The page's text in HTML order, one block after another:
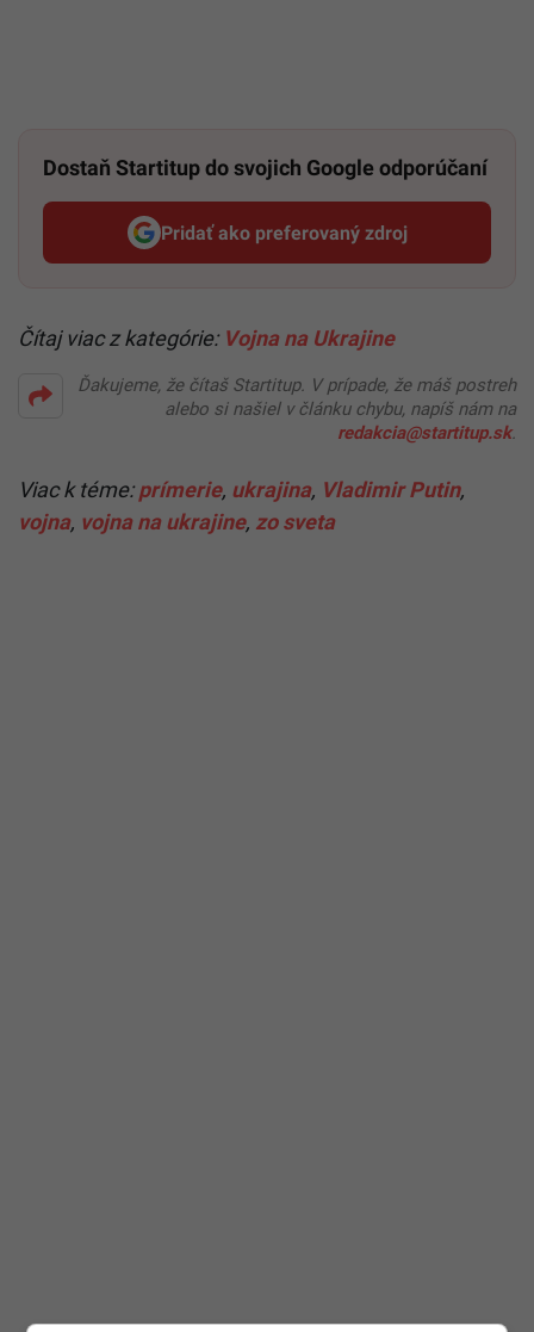
Dostaň Startitup do svojich Google odporúčaní
Pridať ako preferovaný zdroj
Startitup, odkaz sa otvorí v
Čítaj viac z kategórie: Vojna na Ukrajine
Ďakujeme, že čítaš Startitup. V prípade, že máš postreh
alebo si našiel v článku chybu, napíš nám na
redakcia@startitup.sk.
Viac k téme:prímerie, ukrajina, Vladimir Putin,
vojna, vojna na ukrajine, zo sveta